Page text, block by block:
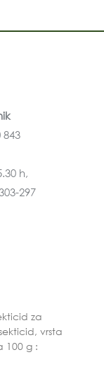
843
h,
297
za
vrsta
100 g :